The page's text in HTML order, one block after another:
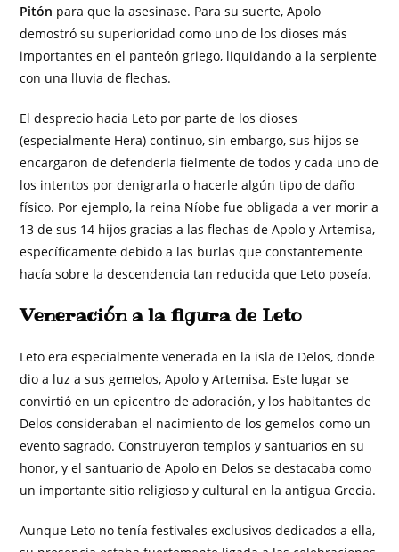
Pitón para que la asesinase. Para su suerte, Apolo
demostró su superioridad como uno de los dioses más
importantes en el panteón griego, liquidando a la serpiente
con una lluvia de flechas.
El desprecio hacia Leto por parte de los dioses
(especialmente Hera) continuo, sin embargo, sus hijos se
encargaron de defenderla fielmente de todos y cada uno de
los intentos por denigrarla o hacerle algún tipo de daño
físico. Por ejemplo, la reina Níobe fue obligada a ver morir a
13 de sus 14 hijos gracias a las flechas de Apolo y Artemisa,
específicamente debido a las burlas que constantemente
hacía sobre la descendencia tan reducida que Leto poseía.
Veneración a la figura de Leto
Leto era especialmente venerada en la isla de Delos, donde
dio a luz a sus gemelos, Apolo y Artemisa. Este lugar se
convirtió en un epicentro de adoración, y los habitantes de
Delos consideraban el nacimiento de los gemelos como un
evento sagrado. Construyeron templos y santuarios en su
honor, y el santuario de Apolo en Delos se destacaba como
un importante sitio religioso y cultural en la antigua Grecia.
Aunque Leto no tenía festivales exclusivos dedicados a ella,